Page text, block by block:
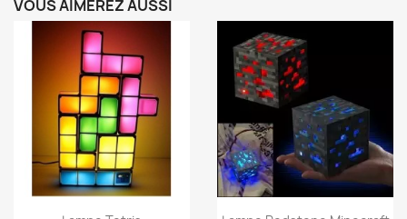
VOUS AIMEREZ AUSSI